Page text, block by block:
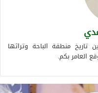
منطقة الباحة وتراثها
العامر بكم.